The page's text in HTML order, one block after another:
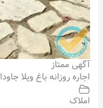
آگهی ممتاز
اجاره روزانه باغ ویلا
املاک